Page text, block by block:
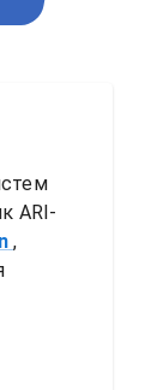
ARI-
,